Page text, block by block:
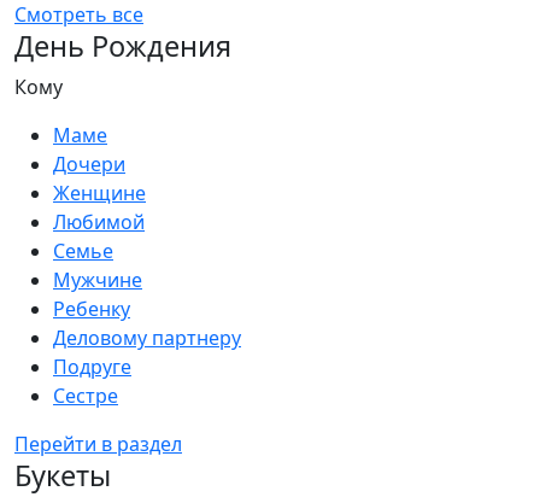
Смотреть все
День Рождения
Кому
Маме
Дочери
Женщине
Любимой
Семье
Мужчине
Ребенку
Деловому партнеру
Подруге
Сестре
Перейти в раздел
Букеты